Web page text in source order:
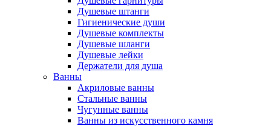
Душевые штанги
Гигиенические души
Душевые комплекты
Душевые шланги
Душевые лейки
Держатели для душа
Ванны
Акриловые ванны
Стальные ванны
Чугунные ванны
Ванны из искусственного камня